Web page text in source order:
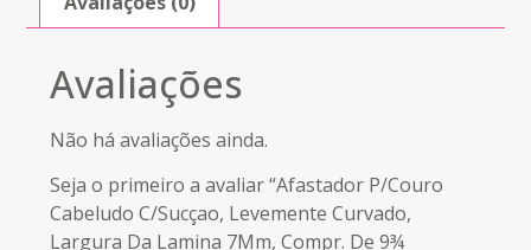
Avaliações
Não há avaliações ainda.
Seja o primeiro a avaliar “Afastador P/Couro
Cabeludo C/Sucçao, Levemente Curvado,
Largura Da Lamina 7Mm, Compr. De 9¾